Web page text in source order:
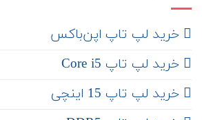
‌ خرید لپ تاپ اپن‌باکس
خرید لپ تاپ Core i5
‌‌ خرید لپ تاپ 15 اینچی